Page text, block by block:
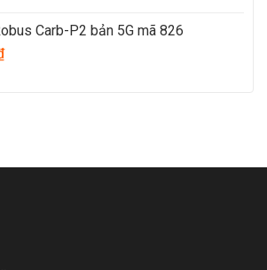
Carb-P2 bản 5G mã 826